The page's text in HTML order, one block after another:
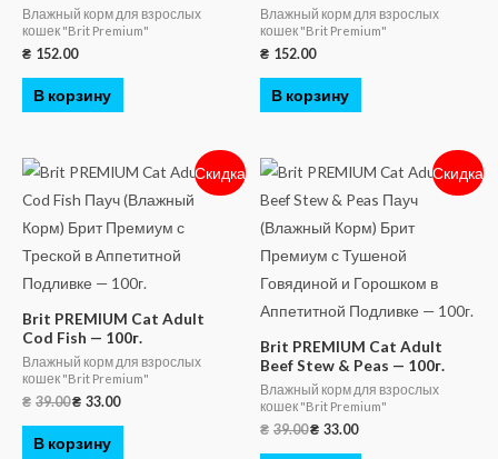
Влажный корм для взрослых
кошек "Brit Premium"
₴ 152.00
В корзину
Влажный корм для взрослых
кошек "Brit Premium"
₴ 152.00
В корзину
Скидка
Brit PREMIUM Cat Adult
Cod Fish — 100г.
Влажный корм для взрослых
кошек "Brit Premium"
₴ 39.00₴ 33.00
В корзину
Скидка
Brit PREMIUM Cat Adult
Beef Stew & Peas — 100г.
Влажный корм для взрослых
кошек "Brit Premium"
₴ 39.00₴ 33.00